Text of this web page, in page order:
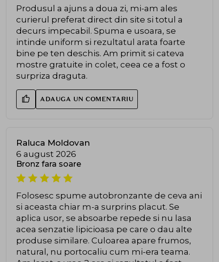
Produsul a ajuns a doua zi, mi-am ales
curierul preferat direct din site si totul a
decurs impecabil. Spuma e usoara, se
intinde uniform si rezultatul arata foarte
bine pe ten deschis. Am primit si cateva
mostre gratuite in colet, ceea ce a fost o
surpriza draguta.
ADAUGA UN COMENTARIU
Raluca Moldovan
6 august 2026
Bronz fara soare
Folosesc spume autobronzante de ceva ani
si aceasta chiar m-a surprins placut. Se
aplica usor, se absoarbe repede si nu lasa
acea senzatie lipicioasa pe care o dau alte
produse similare. Culoarea apare frumos,
natural, nu portocaliu cum mi-era teama.